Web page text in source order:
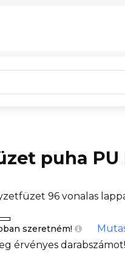
puha PU
96 vonalas
szeretném!
érvényes darabszámot!